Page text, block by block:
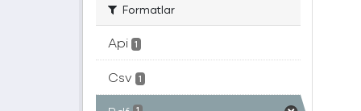
Formatlar
Api 1
Csv 1